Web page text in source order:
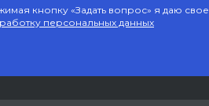
кнопку «Задать вопрос» я даю свое
персональных данных